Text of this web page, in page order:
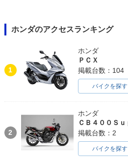
ホンダのアクセスランキング
1
ホンダ
ＰＣＸ
掲載台数：104
バイクを探す
2
ホンダ
掲載台数：2
バイクを探す